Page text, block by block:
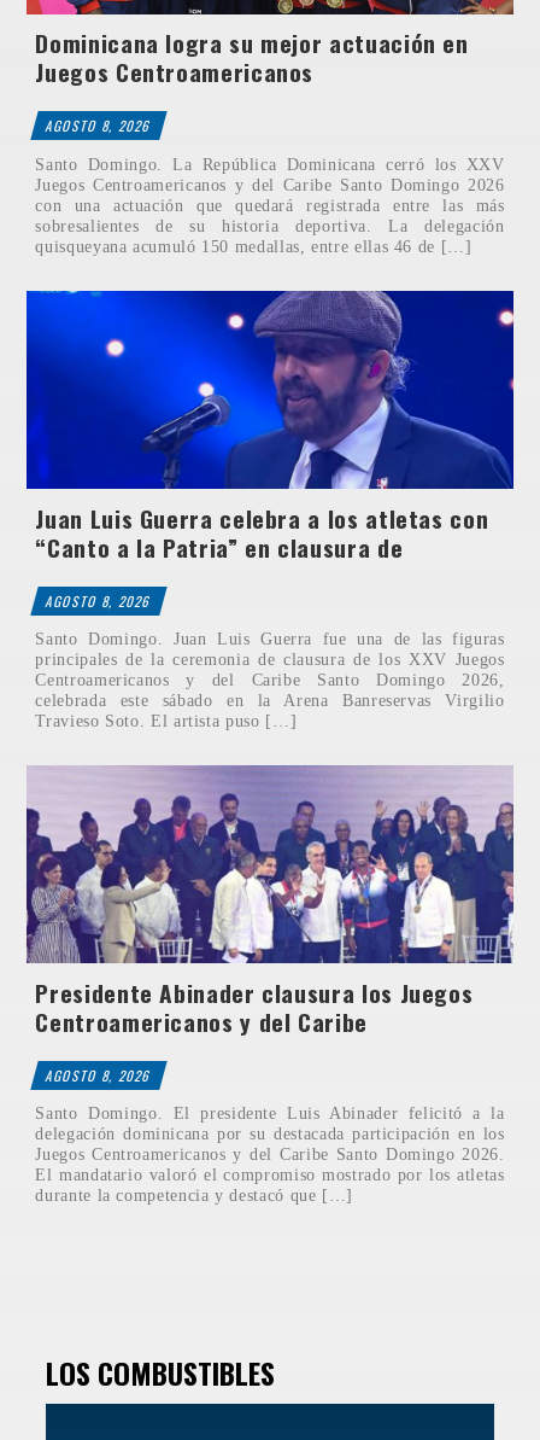
Dominicana logra su mejor actuación en
Juegos Centroamericanos
AGOSTO 8, 2026
Santo Domingo. La República Dominicana cerró los XXV
Juegos Centroamericanos y del Caribe Santo Domingo 2026
con una actuación que quedará registrada entre las más
sobresalientes de su historia deportiva. La delegación
quisqueyana acumuló 150 medallas, entre ellas 46 de […]
Juan Luis Guerra celebra a los atletas con
“Canto a la Patria” en clausura de
AGOSTO 8, 2026
Santo Domingo. Juan Luis Guerra fue una de las figuras
principales de la ceremonia de clausura de los XXV Juegos
Centroamericanos y del Caribe Santo Domingo 2026,
celebrada este sábado en la Arena Banreservas Virgilio
Travieso Soto. El artista puso […]
Presidente Abinader clausura los Juegos
Centroamericanos y del Caribe
AGOSTO 8, 2026
Santo Domingo. El presidente Luis Abinader felicitó a la
delegación dominicana por su destacada participación en los
Juegos Centroamericanos y del Caribe Santo Domingo 2026.
El mandatario valoró el compromiso mostrado por los atletas
durante la competencia y destacó que […]
LOS COMBUSTIBLES